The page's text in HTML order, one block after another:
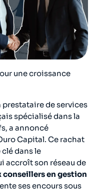
une croissance
prestataire de services
spécialisé dans la
a annoncé
Capital. Ce rachat
dans le
accroît son réseau de
conseillers en gestion
ses encours sous